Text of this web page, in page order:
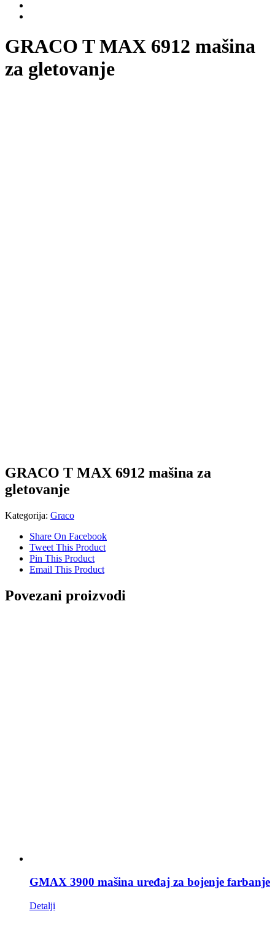
GRACO T MAX 6912 mašina
za gletovanje
GRACO T MAX 6912 mašina za
gletovanje
Kategorija: Graco
Share On Facebook
Tweet This Product
Pin This Product
Email This Product
Povezani proizvodi
GMAX 3900 mašina uređaj za bojenje farbanje
Detalji